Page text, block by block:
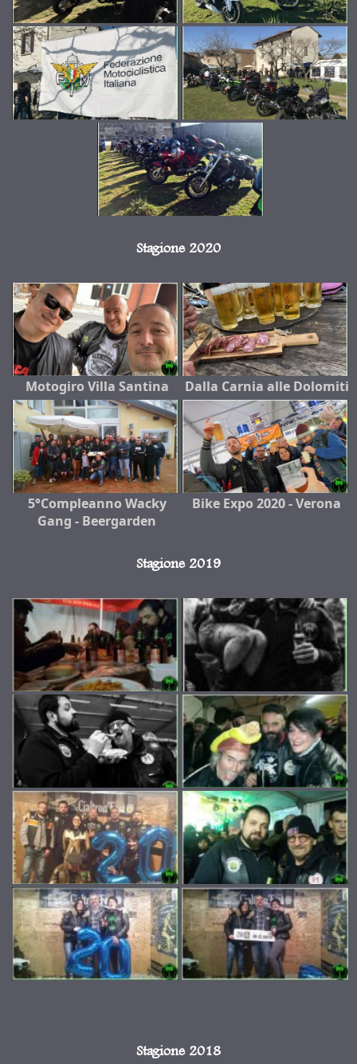
Stagione 2020
Motogiro Villa Santina Dalla Carnia alle Dolomiti
5°Compleanno Wacky
Gang - Beergarden
Bike Expo 2020 - Verona
Stagione 2019
Stagione 2018